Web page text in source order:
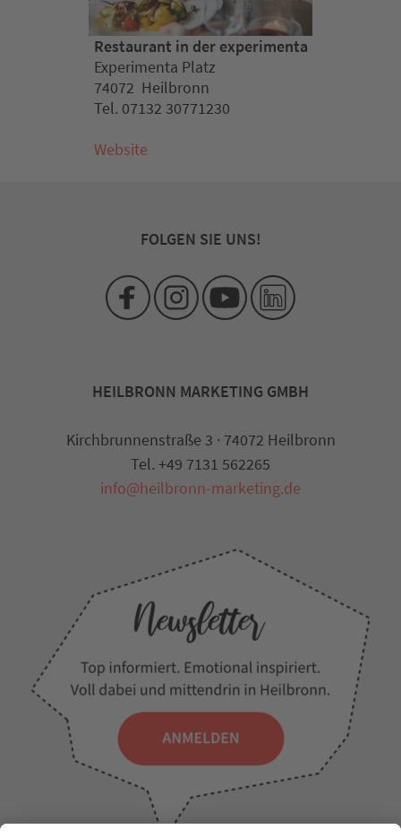
Restaurant in der experimenta
Experimenta Platz
74072 Heilbronn
Tel. 07132 30771230
Website
FOLGEN SIE UNS!
HEILBRONN MARKETING GMBH
Kirchbrunnenstraße 3 · 74072 Heilbronn
Tel. +49 7131 562265
info@heilbronn-marketing.de